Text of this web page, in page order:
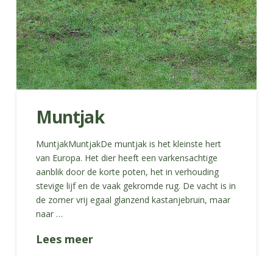
Muntjak
MuntjakMuntjakDe muntjak is het kleinste hert
van Europa. Het dier heeft een varkensachtige
aanblik door de korte poten, het in verhouding
stevige lijf en de vaak gekromde rug. De vacht is in
de zomer vrij egaal glanzend kastanjebruin, maar
naar …
Lees meer